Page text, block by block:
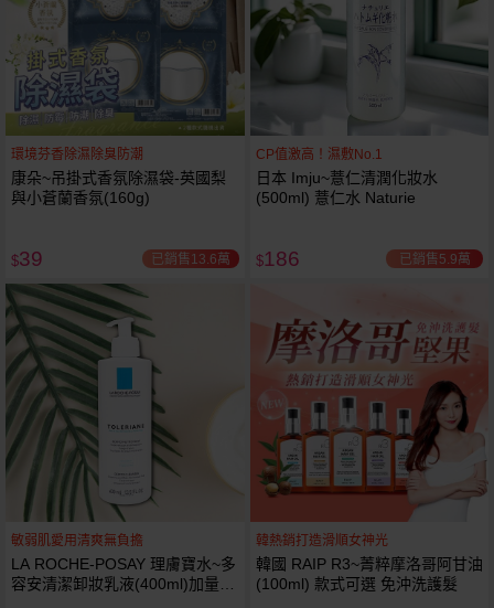
環境芬香除濕除臭防潮
康朵~吊掛式香氛除濕袋-英國梨
與小蒼蘭香氛(160g)
$39 已銷售13.6萬
CP值激高！濕敷No.1
日本 Imju~薏仁清潤化妝水
(500ml) 薏仁水 Naturie
$186 已銷售5.9萬
敏弱肌愛用清爽無負擔
LA ROCHE-POSAY 理膚寶水~多
容安清潔卸妝乳液(400ml)加量
韓熱銷打造滑順女神光
韓國 RAIP R3~菁粹摩洛哥阿甘油
(100ml) 款式可選 免沖洗護髮